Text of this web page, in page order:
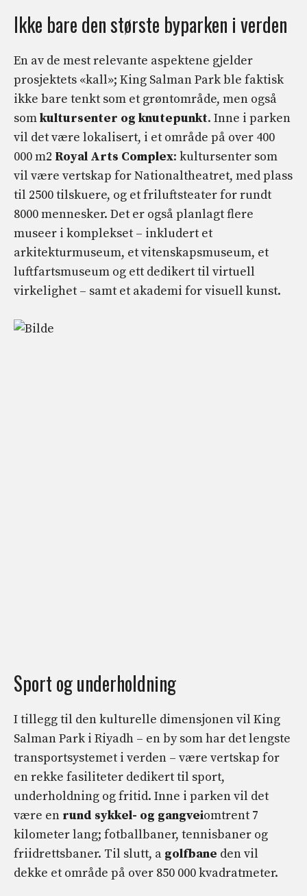
Ikke bare den største byparken i verden
En av de mest relevante aspektene gjelder
prosjektets «kall»; King Salman Park ble faktisk
ikke bare tenkt som et grøntområde, men også
somkultursenter og knutepunkt. Inne i parken
vil det være lokalisert, i et område på over 400
000 m2 Royal Arts Complex: kultursenter som
vil være vertskap for Nationaltheatret, med plass
til 2500 tilskuere, og et friluftsteater for rundt
8000 mennesker. Det er også planlagt flere
museer i komplekset – inkludert et
arkitekturmuseum, et vitenskapsmuseum, et
luftfartsmuseum og ett dedikert til virtuell
virkelighet – samt et akademi for visuell kunst.
Sport og underholdning
I tillegg til den kulturelle dimensjonen vil King
Salman Park i Riyadh – en by som har det lengste
transportsystemet i verden – være vertskap for
en rekke fasiliteter dedikert til sport,
underholdning og fritid. Inne i parken vil det
være en rund sykkel- og gangveiomtrent 7
kilometer lang; fotballbaner, tennisbaner og
friidrettsbaner. Til slutt, a golfbane den vil
dekke et område på over 850 000 kvadratmeter.